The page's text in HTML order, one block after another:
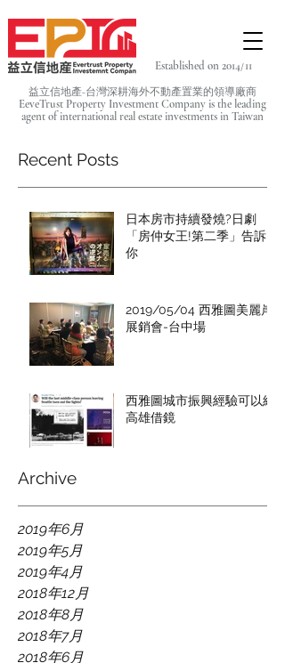
益立信地產-台灣深耕海外不動產置業的領導廠商
EeveTrust Property Investment Company is the leading
agent ofinternational real estate investments in Taiwan
Established on 2014/11
Recent Posts
日本房市持續發燒?日劇
「房仲女王!第二季」告訴
你
2019/05/04 西雅圖美麗岸
展銷會-台中場
西雅圖城市振興經驗可以給
高雄借鏡
Archive
2019年6月
2019年5月
2019年4月
2018年12月
2018年8月
2018年7月
2018年6月